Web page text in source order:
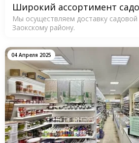
Широкий ассортимент
Мы осуществляем доставку
Заокскому району.
04 Апреля 2025